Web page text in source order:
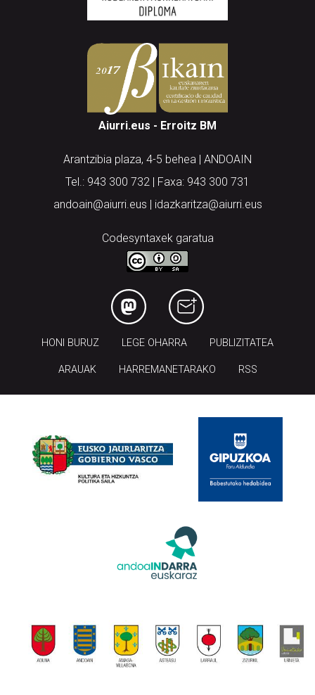
Aiurri.eus - Erroitz BM
Arantzibia plaza, 4-5 behea | ANDOAIN
Tel.: 943 300 732 | Faxa: 943 300 731
andoain@aiurri.eus | idazkaritza@aiurri.eus
Codesyntaxek garatua
HONI BURUZ LEGE OHARRA PUBLIZITATEA
ARAUAK HARREMANETARAKO RSS